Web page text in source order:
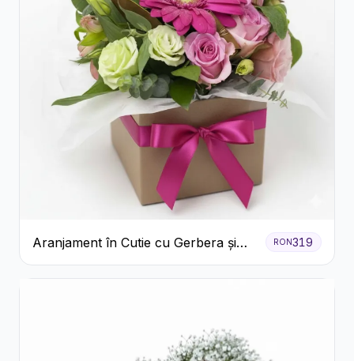
Aranjament în Cutie cu Gerbera și
Trandafiri Roz
RON319